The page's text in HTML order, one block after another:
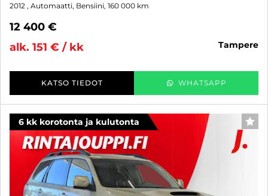
2012 , Automaatti, Bensiini, 160 000 km
12 400 €
alk. 151 € / kk
tampere
KATSO TIEDOT WHATSAPP
6 kk korotonta ja kulutonta